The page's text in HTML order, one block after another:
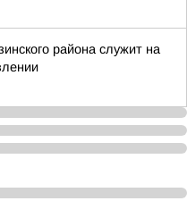
района служит на